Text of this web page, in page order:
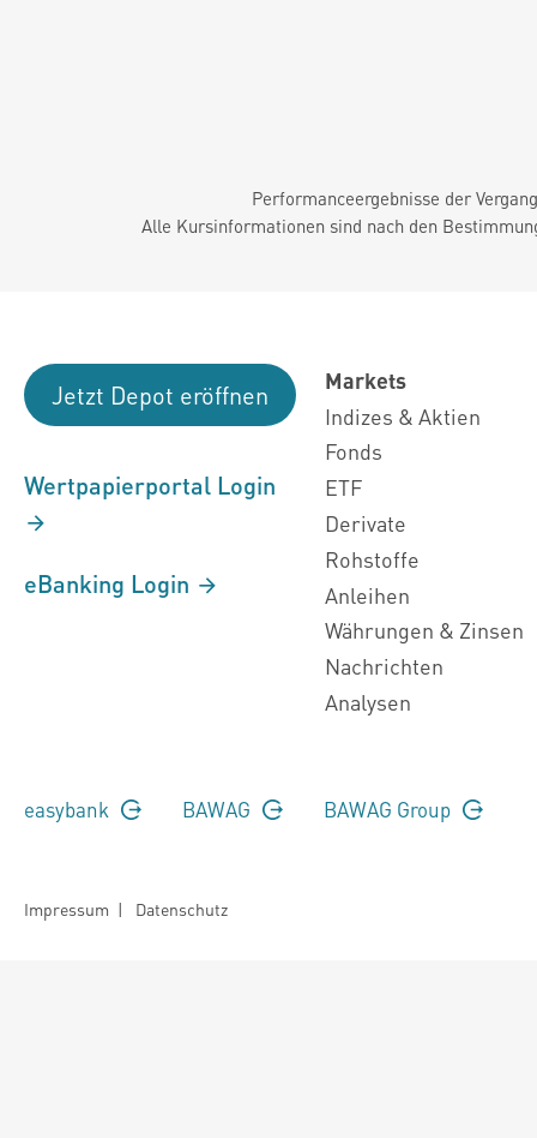
Performanceergebnisse der
Alle Kursinformationen sind nach den
Jetzt Depot eröffnen
Wertpapierportal Login
eBanking Login
Markets
Indizes & Aktien
Fonds
ETF
Derivate
Rohstoffe
Anleihen
Währungen & Zinsen
Nachrichten
Analysen
easybank BAWAG BAWAG Group
Impressum | Datenschutz